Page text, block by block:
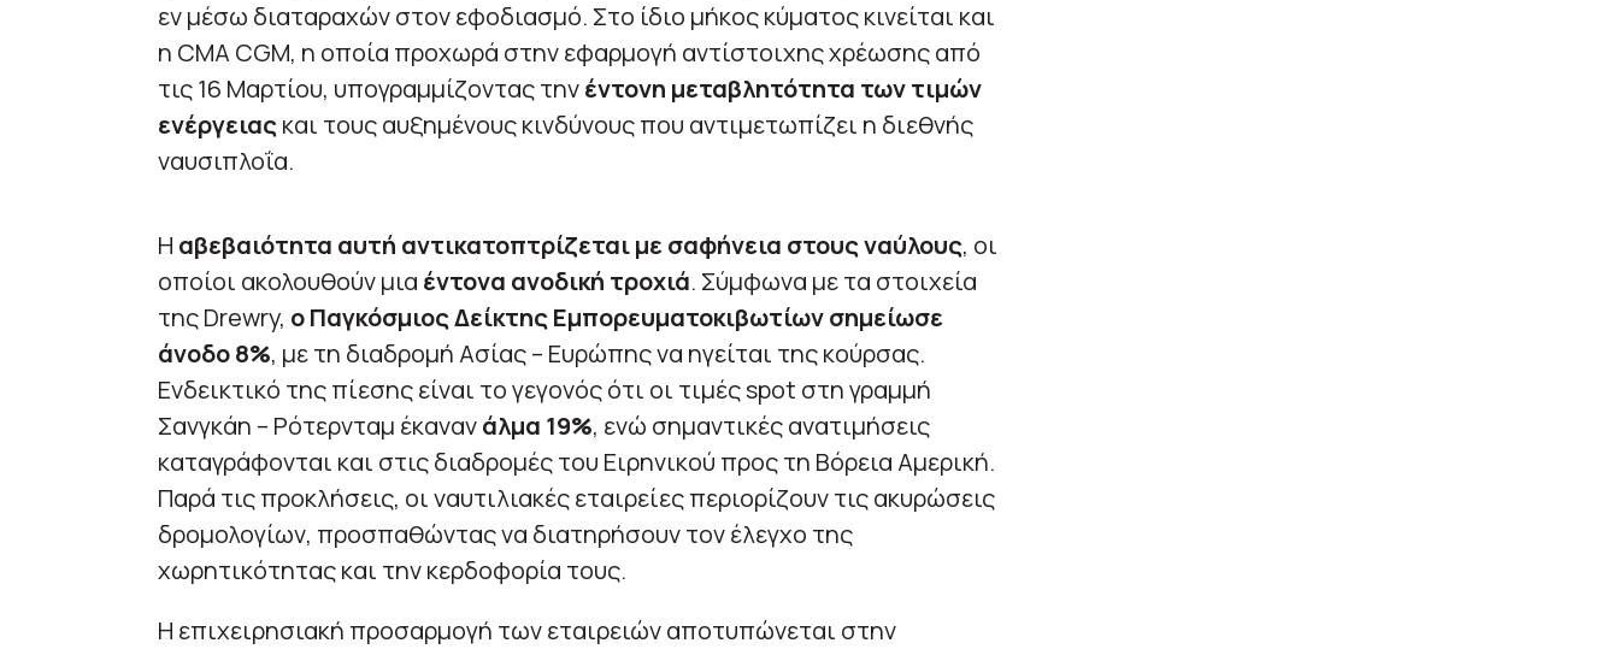
εν μέσω διαταραχών στον εφοδιασμό. Στο ίδιο μήκος κύματος κινείται και
η CMA CGM, η οποία προχωρά στην εφαρμογή αντίστοιχης χρέωσης από
τις 16 Μαρτίου, υπογραμμίζοντας τηνέντονη μεταβλητότητα των τιμών
ενέργειαςκαι τους αυξημένους κινδύνους που αντιμετωπίζει η διεθνής
ναυσιπλοΐα.
Η αβεβαιότητα αυτή αντικατοπτρίζεται με σαφήνεια στους ναύλους, οι
οποίοι ακολουθούν μια έντονα ανοδική τροχιά. Σύμφωνα με τα στοιχεία
της Drewry, ο Παγκόσμιος Δείκτης Εμπορευματοκιβωτίων σημείωσε
άνοδο 8%, με τη διαδρομή Ασίας – Ευρώπης να ηγείται της κούρσας.
Ενδεικτικό της πίεσης είναι το γεγονός ότι οι τιμές spot στη γραμμή
Σανγκάη – Ρότερνταμ έκανανάλμα 19%, ενώ σημαντικές ανατιμήσεις
καταγράφονται και στις διαδρομές του Ειρηνικού προς τη Βόρεια Αμερική.
Παρά τις προκλήσεις, οι ναυτιλιακές εταιρείες περιορίζουν τις ακυρώσεις
δρομολογίων, προσπαθώντας να διατηρήσουν τον έλεγχο της
χωρητικότητας και την κερδοφορία τους.
Η επιχειρησιακή προσαρμογή των εταιρειών αποτυπώνεται στην